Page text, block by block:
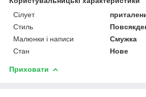
Сілует
Стиль
Малюнки і написи
Смужка
Стан
Нове
Приховати